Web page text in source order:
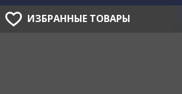
Мои подписки
Написать в поддержку
ИЗБРАННЫЕ ТОВАРЫ